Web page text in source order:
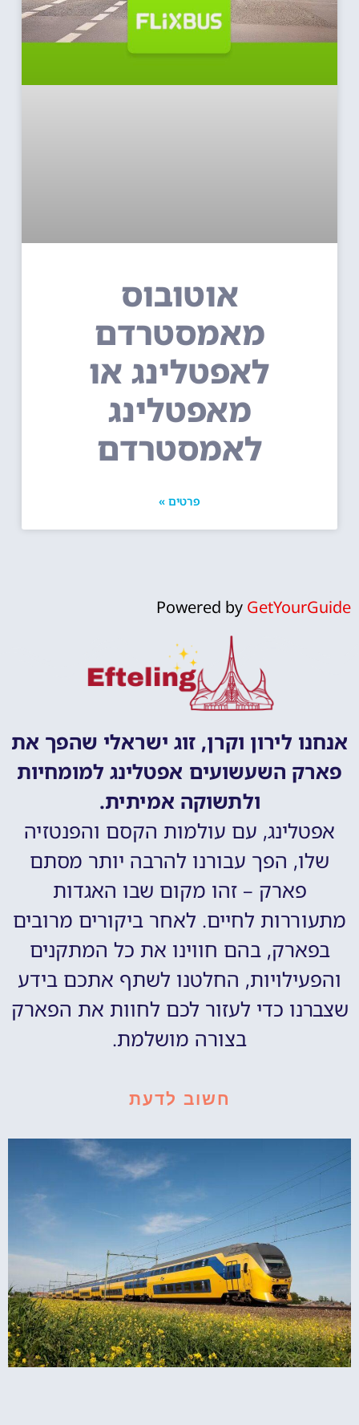
אוטובוס
מאמסטרדם
לאפטלינג או
מאפטלינג
לאמסטרדם
פרטים »
Powered by GetYourGuide
אנחנו לירון וקרן, זוג ישראלי שהפך את
פארק השעשועים אפטלינג למומחיות
ולתשוקה אמיתית.
אפטלינג, עם עולמות הקסם והפנטזיה
שלו, הפך עבורנו להרבה יותר מסתם
פארק – זהו מקום שבו האגדות
מתעוררות לחיים. לאחר ביקורים מרובים
בפארק, בהם חווינו את כל המתקנים
והפעילויות, החלטנו לשתף אתכם בידע
שצברנו כדי לעזור לכם לחוות את הפארק
בצורה מושלמת.
חשוב לדעת